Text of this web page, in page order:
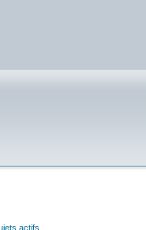
actifs